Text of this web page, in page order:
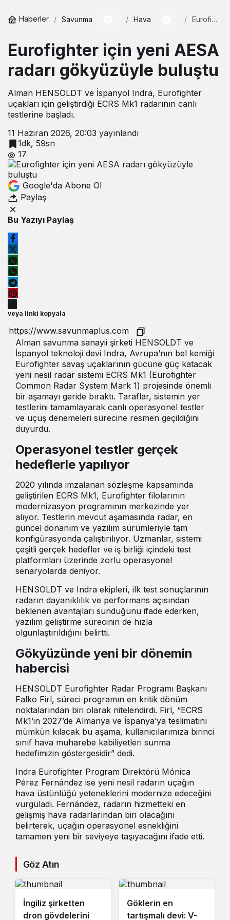
Haberler Savunma Hava
Eurofighter
AESA
radarı
buluştu
Eurofighter için yeni AESA
radarı gökyüzüyle buluştu
Alman HENSOLDT ve İspanyol Indra, Eurofighter
uçakları için geliştirdiği ECRS Mk1 radarının canlı
testlerine başladı.
11 Haziran 2026, 20:03 yayınlandı
1dk, 59sn
17
Google'da Abone Ol
Paylaş
Bu Yazıyı Paylaş
veya linki kopyala
Alman savunma sanayii şirketi HENSOLDT ve
İspanyol teknoloji devi Indra, Avrupa’nın bel kemiği
Eurofighter savaş uçaklarının gücüne güç katacak
yeni nesil radar sistemi ECRS Mk1 (Eurofighter
Common Radar System Mark 1) projesinde önemli
bir aşamayı geride bıraktı. Taraflar, sistemin yer
testlerini tamamlayarak canlı operasyonel testler
ve uçuş denemeleri sürecine resmen geçildiğini
duyurdu.
Operasyonel testler gerçek
hedeflerle yapılıyor
2020 yılında imzalanan sözleşme kapsamında
geliştirilen ECRS Mk1, Eurofighter filolarının
modernizasyon programının merkezinde yer
alıyor. Testlerin mevcut aşamasında radar, en
güncel donanım ve yazılım sürümleriyle tam
konfigürasyonda çalıştırılıyor. Uzmanlar, sistemi
çeşitli gerçek hedefler ve iş birliği içindeki test
platformları üzerinde zorlu operasyonel
senaryolarda deniyor.
HENSOLDT ve Indra ekipleri, ilk test sonuçlarının
radarın dayanıklılık ve performans açısından
beklenen avantajları sunduğunu ifade ederken,
yazılım geliştirme sürecinin de hızla
olgunlaştırıldığını belirtti.
Gökyüzünde yeni bir dönemin
habercisi
HENSOLDT Eurofighter Radar Programı Başkanı
Falko Firl, süreci programın en kritik dönüm
noktalarından biri olarak nitelendirdi. Firl, “ECRS
Mk1’in 2027’de Almanya ve İspanya’ya teslimatını
mümkün kılacak bu aşama, kullanıcılarımıza birinci
sınıf hava muharebe kabiliyetleri sunma
hedefimizin göstergesidir” dedi.
Indra Eurofighter Program Direktörü Mónica
Pérez Fernández ise yeni nesil radarın uçağın
hava üstünlüğü yeteneklerini modernize edeceğini
vurguladı. Fernández, radarın hizmetteki en
gelişmiş hava radarlarından biri olacağını
belirterek, uçağın operasyonel esnekliğini
tamamen yeni bir seviyeye taşıyacağını ifade etti.
Göz Atın
İngiliz şirketten
dron gövdelerini
Göklerin en
tartışmalı devi: V-